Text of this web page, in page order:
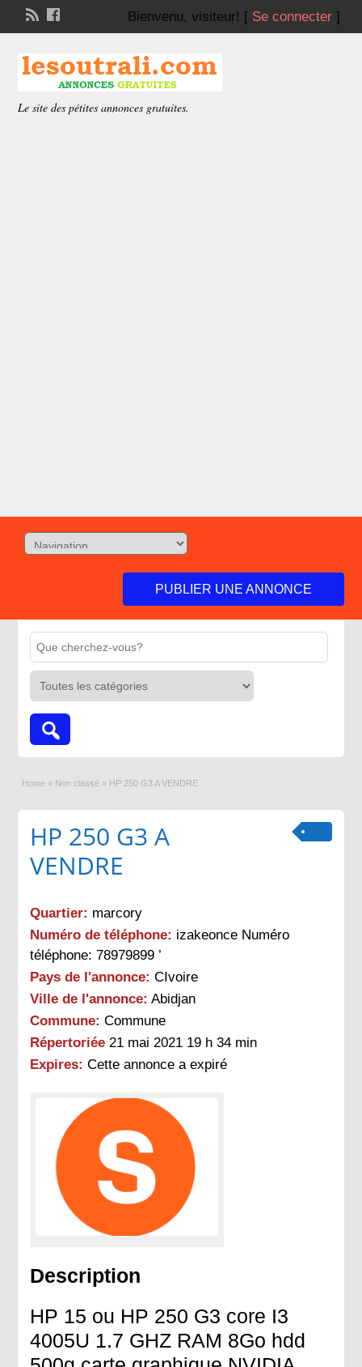
Bienvenu, visiteur! [ Se connecter]
Le site des pétites annonces gratuites.
PUBLIER UNE ANNONCE
Home » Non classé » HP 250 G3 A VENDRE
HP 250 G3 A
VENDRE
Quartier: marcory
Numéro de téléphone: izakeonce Numéro
téléphone: 78979899 ’
Pays de l'annonce: CIvoire
Ville de l'annonce: Abidjan
Commune: Commune
Répertoriée 21 mai 2021 19 h 34 min
Expires: Cette annonce a expiré
Description
HP 15 ou HP 250 G3 core I3
4005U 1.7 GHZ RAM 8Go hdd